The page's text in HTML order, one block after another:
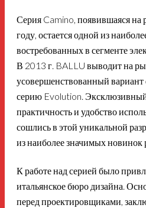
Серия Camino, появившаяся
году, остается одной из
востребованных в сегменте
В 2013 г. BALLU выводит на
усовершенствованный вариант
серию Evolution.
практичность и удобство
сошлись в этой уникальной
из наиболее значимых новинок
К работе над серией было
итальянское бюро дизайна.
перед проектировщиками,